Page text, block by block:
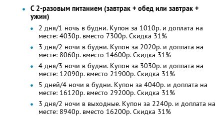
С 2-разовым питанием (завтрак + обед или завтрак +
ужин)
2 дня/1 ночь в будни. Купон за 1010р. и доплата на
месте: 4030р. вместо 7300р. Скидка 31%
3 дня/2 ночи в будни. Купон за 2020р. и доплата на
месте: 8060р. вместо 14600р. Скидка 31%
4 дня/3 ночи в будни. Купон за 3030р. и доплата на
месте: 12090р. вместо 21900р. Скидка 31%
5 дней/4 ночи в будни. Купон за 4040р. и доплата на
месте: 16120р. вместо 29200р. Скидка 31%
3 дня/2 ночи в выходные. Купон за 2240р. и доплата на
месте: 8940р. вместо 16200р. Скидка 31%